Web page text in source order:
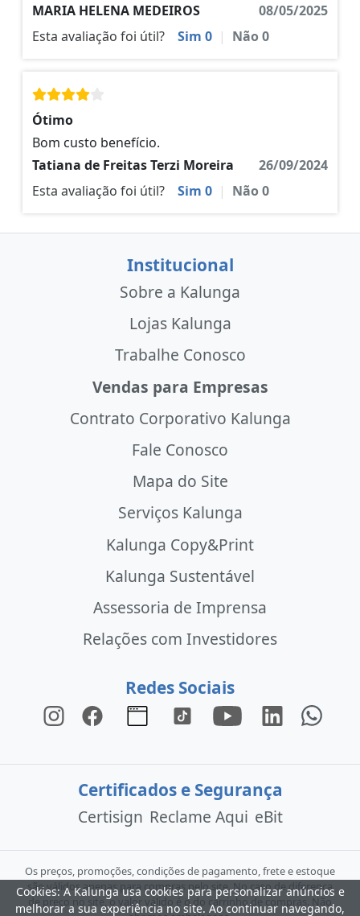
MARIA HELENA MEDEIROS
08/05/2025
Esta avaliação foi útil?
Sim 0 | Não0
Ótimo
Bom custo benefício.
Tatiana de Freitas Terzi Moreira
26/09/2024
Esta avaliação foi útil?
Sim 0 | Não0
Institucional
Sobre a Kalunga
Lojas Kalunga
Trabalhe Conosco
Vendas para Empresas
Contrato Corporativo Kalunga
Fale Conosco
Mapa do Site
Serviços Kalunga
Kalunga Copy&Print
Kalunga Sustentável
Assessoria de Imprensa
Relações com Investidores
Redes Sociais
Certificados e Segurança
Certisign Reclame Aqui eBit
Os preços, promoções, condições de pagamento, frete e estoque
são válidos apenas para compras pelo site. No caso de diferença
de preço no site, o valor válido é o do carrinho de compras. Não
Cookies: A Kalunga usa cookies para personalizar anúncios e
melhorar a sua experiência no site. Ao continuar navegando,